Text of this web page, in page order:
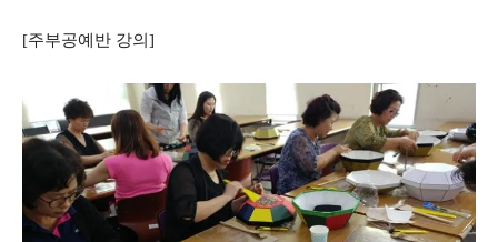
[주부공예반 강의]